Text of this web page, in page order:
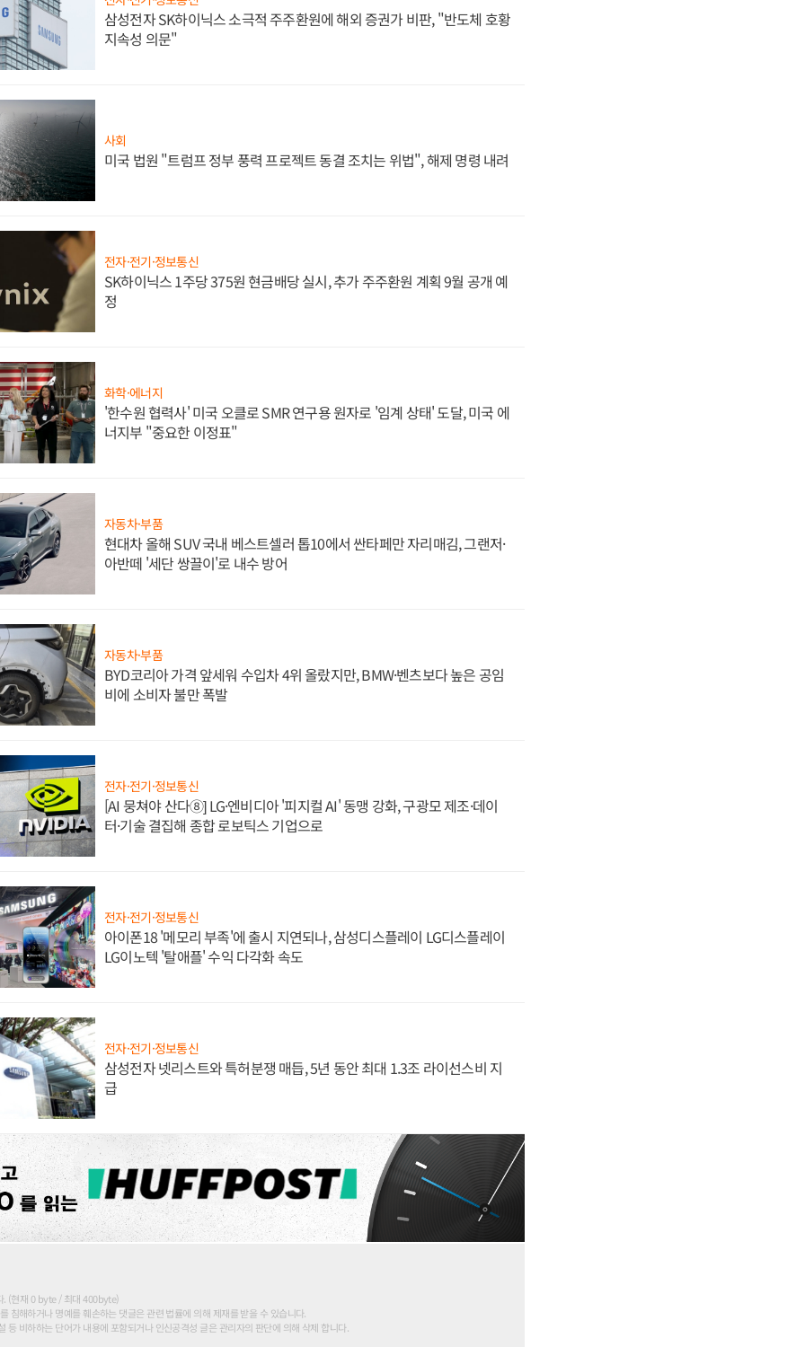
삼성전자 SK하이닉스 소극적 주주환원에 해외 증권가 비판, "반도체 호황
지속성 의문"
사회
미국 법원 "트럼프 정부 풍력 프로젝트 동결 조치는 위법", 해제 명령 내려
전자·전기·정보통신
SK하이닉스 1주당 375원 현금배당 실시, 추가 주주환원 계획 9월 공개 예
정
화학·에너지
'한수원 협력사' 미국 오클로 SMR 연구용 원자로 '임계 상태' 도달, 미국 에
너지부 "중요한 이정표"
자동차·부품
현대차 올해 SUV 국내 베스트셀러 톱10에서 싼타페만 자리매김, 그랜저·
아반떼 '세단 쌍끌이'로 내수 방어
자동차·부품
BYD코리아 가격 앞세워 수입차 4위 올랐지만, BMW·벤츠보다 높은 공임
비에 소비자 불만 폭발
전자·전기·정보통신
[AI 뭉쳐야 산다⑧] LG·엔비디아 '피지컬 AI' 동맹 강화, 구광모 제조·데이
터·기술 결집해 종합 로보틱스 기업으로
전자·전기·정보통신
아이폰18 '메모리 부족'에 출시 지연되나, 삼성디스플레이 LG디스플레이
LG이노텍 '탈애플' 수익 다각화 속도
전자·전기·정보통신
삼성전자 넷리스트와 특허분쟁 매듭, 5년 동안 최대 1.3조 라이선스비 지
급
. (현재 0 byte / 최대 400byte)
침해하거나 명예를 훼손하는 댓글은 관련 법률에 의해 제재를 받을 수 있습니다.
등 비하하는 단어가 내용에 포함되거나 인신공격성 글은 관리자의 판단에 의해 삭제 합니다.